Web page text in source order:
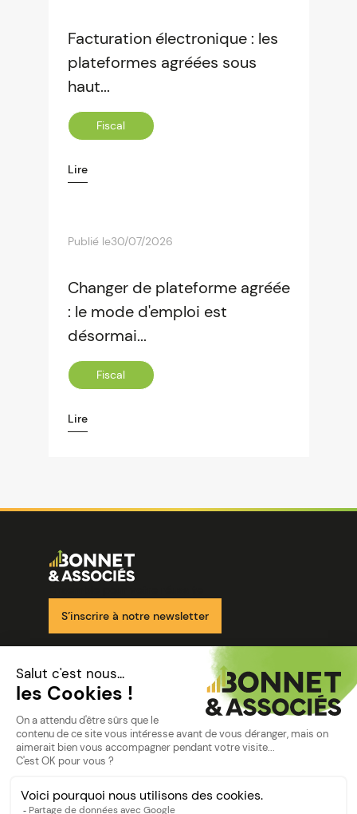
Facturation électronique : les
plateformes agréées sous
haut...
Fiscal
Lire
Publié le30/07/2026
Changer de plateforme agréée
: le mode d'emploi est
désormai...
Fiscal
Lire
Image
S’inscrire à notre newsletter
Nos solutions
Nos cabinets
Mon espace client
Politique de confidentialité